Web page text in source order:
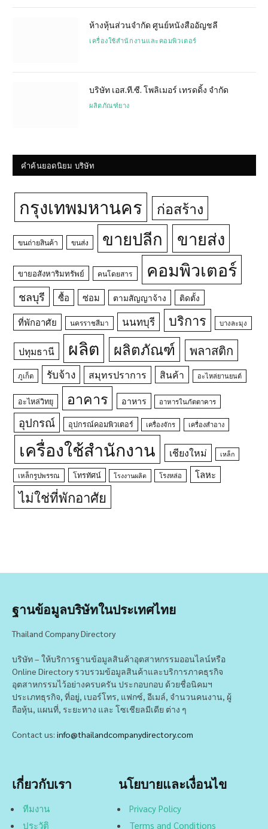
ห้างหุ้นส่วนจำกัด ศูนย์หนังสืออัญชลี
เครื่องใช้สำนักงานและคอมพิวเตอร์
บริษัท เอส.ที.ซี. โพลิเมอร์ เทรดดิ้ง จำกัด
ผลิตภัณฑ์ยาง
คำค้นยอดนิยม บริษัท
กรุงเทพมหานคร ก่อสร้าง
ขนถ่ายสินค้า ขนส่ง ขายปลีก ขายส่ง
ขายอสังหาริมทรัพย์ คนโดยสาร คอมพิวเตอร์
ชลบุรี ซื้อ ซ่อม ตามสัญญาจ้าง ติดตั้ง
ที่พักอาศัย นครราชสีมา นนทบุรี บริการ บางละมุง
ปทุมธานี ผลิต ผลิตภัณฑ์ พลาสติก
ภูเก็ต รับจ้าง สมุทรปราการ สินค้า อะไหล่ยานยนต์
อะไหล่วิทยุ อาคาร อาหาร อาหารในภัตตาคาร
อุปกรณ์ อุปกรณ์คอมพิวเตอร์ เครื่องจักร เครื่องสำอาง
เครื่องใช้สำนักงาน เชียงใหม่ เหล็ก
เหล็กรูปพรรณ โทรทัศน์ โรงงานผลิต โรงหล่อ โลหะ
ไม่ใช่ที่พักอาศัย
ฐานข้อมูลบริษัทในประเทศไทย
Thailand Company Directory
บริษัท – ให้บริการฐานข้อมูลสินค้าอุตสาหกรรมออนไลน์หรือ
Online Directory รวบรวมข้อมูลสินค้าและบริการภาคธุรกิจ
อุตสาหกรรมไว้อย่างครบครัน ประกอบกอบ ด้วยชื่อนิคมฯ
ประเภทธุรกิจ, ที่อยู่, เบอร์โทร, แฟกซ์, อีเมล์, จำนวนคนงาน, ผู้
ถือหุ้น, แผนที่, ระยะทาง และ โซเชียลมีเดีย ต่าง ๆ
Contact us: info@thailandcompanydirectory.com
เกี่ยวกับเรา
ทีมงาน
ประวัติ
นโยบายและเงื่อนไข
Privacy Policy
Terms and Conditions